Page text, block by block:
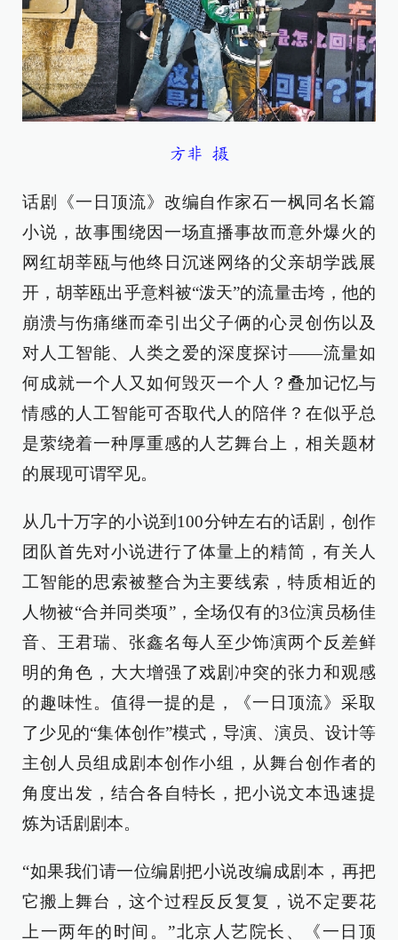
方非 摄
话剧《一日顶流》改编自作家石一枫同名长篇
小说，故事围绕因一场直播事故而意外爆火的
网红胡莘瓯与他终日沉迷网络的父亲胡学践展
开，胡莘瓯出乎意料被“泼天”的流量击垮，他的
崩溃与伤痛继而牵引出父子俩的心灵创伤以及
对人工智能、人类之爱的深度探讨——流量如
何成就一个人又如何毁灭一个人？叠加记忆与
情感的人工智能可否取代人的陪伴？在似乎总
是萦绕着一种厚重感的人艺舞台上，相关题材
的展现可谓罕见。
从几十万字的小说到100分钟左右的话剧，创作
团队首先对小说进行了体量上的精简，有关人
工智能的思索被整合为主要线索，特质相近的
人物被“合并同类项”，全场仅有的3位演员杨佳
音、王君瑞、张鑫名每人至少饰演两个反差鲜
明的角色，大大增强了戏剧冲突的张力和观感
的趣味性。值得一提的是，《一日顶流》采取
了少见的“集体创作”模式，导演、演员、设计等
主创人员组成剧本创作小组，从舞台创作者的
角度出发，结合各自特长，把小说文本迅速提
炼为话剧剧本。
“如果我们请一位编剧把小说改编成剧本，再把
它搬上舞台，这个过程反反复复，说不定要花
上一两年的时间。”北京人艺院长、《一日顶